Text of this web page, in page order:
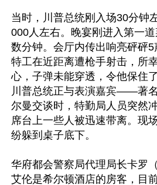
当时，川普总统刚入场30分钟
000人左右。晚宴刚进入第一
数分钟。会厅内传出响亮砰砰
特工在近距离遭枪手射击，所
心，子弹未能穿透，令他保住了
川普总统正与表演嘉宾——著
尔曼交谈时，特勤局人员突然
席台上一些人被迅速带离。现
纷躲到桌子底下。
华府都会警察局代理局长卡罗
艾伦是希尔顿酒店的房客，目